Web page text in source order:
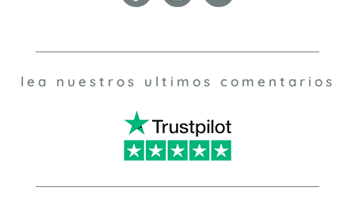
lea nuestros ultimos comentarios